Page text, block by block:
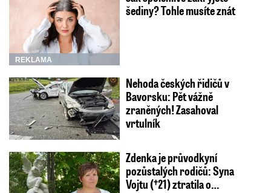
REKLAMA
šediny? Tohle musíte znát
Nehoda českých řidičů v
Bavorsku: Pět vážně
zraněných! Zasahoval
vrtulník
Zdenka je průvodkyní
pozůstalých rodičů: Syna
Vojtu (†21) ztratila o…